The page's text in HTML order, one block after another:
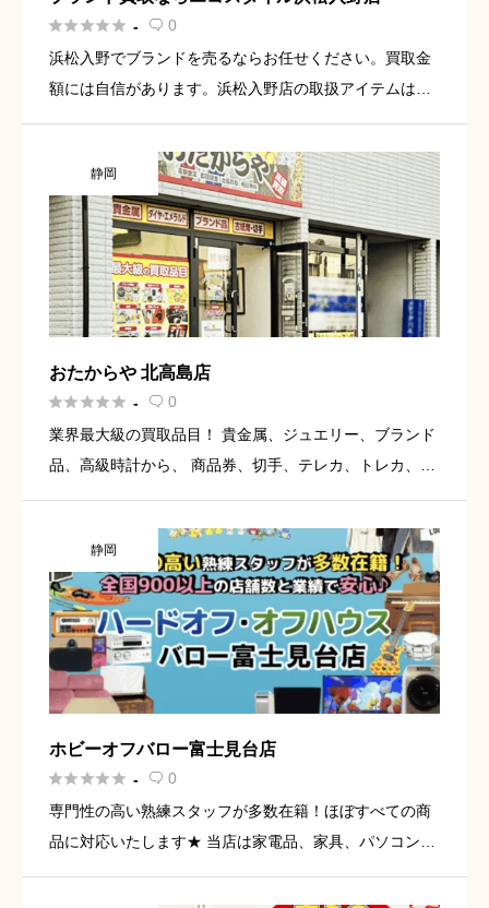
 -  0
浜松入野でブランドを売るならお任せください。買取金
額には自信があります。浜松入野店の取扱アイテムは、
ー・宝石・金など幅広く対応しております。アクセス
は、西伊場交差点から車 […]
静岡
おたからや 北高島店
 -  0
業界最大級の買取品目！ 貴金属、ジュエリー、ブランド
品、高級時計から、 商品券、切手、テレカ、トレカ、香
ます。 出張査定/買取もしております。 査定無料！出張
無料！ ぜ […]
静岡
ホビーオフバロー富士見台店
 -  0
専門性の高い熟練スタッフが多数在籍！ほぼすべての商
品に対応いたします★ 当店は家電品、家具、パソコン、
ズファッション、アウトドア用品、自転車、ホビーなど